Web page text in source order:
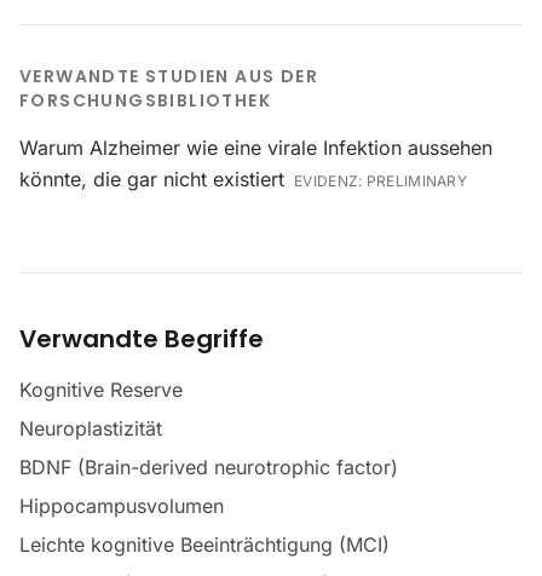
VERWANDTE STUDIEN AUS DER
FORSCHUNGSBIBLIOTHEK
Warum Alzheimer wie eine virale Infektion aussehen
könnte, die gar nicht existiert EVIDENZ: PRELIMINARY
Verwandte Begriffe
Kognitive Reserve
Neuroplastizität
BDNF (Brain-derived neurotrophic factor)
Hippocampusvolumen
Leichte kognitive Beeinträchtigung (MCI)